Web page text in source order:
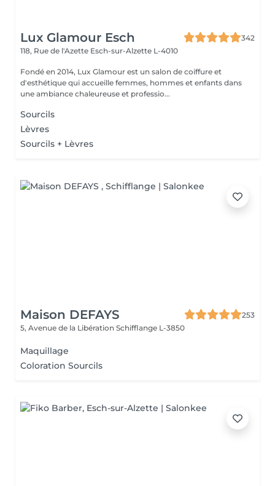
Lux Glamour Esch
342
118, Rue de l'Azette Esch-sur-Alzette L-4010
Fondé en 2014, Lux Glamour est un salon de coiffure et
d'esthétique qui accueille femmes, hommes et enfants dans
une ambiance chaleureuse et professio...
Sourcils
Lèvres
Sourcils + Lèvres
Maison DEFAYS
253
5, Avenue de la Libération Schifflange L-3850
Maquillage
Coloration Sourcils